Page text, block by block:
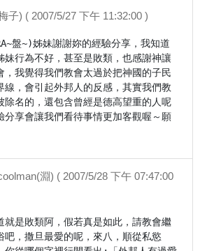
子) ( 2007/5/27 下午 11:32:00 )
盤~)姊妹謝謝妳的經驗分享，我知道
妹行為不好，甚至是敗類，也感謝神讓
，我覺得我們教會太過於把神國的子民
線，會引起外邦人的反感，其實我們教
除名的，還包含曾經是德高望重的人呢
分享會讓我們看待事情更加客觀喔～願
淵) ( 2007/5/28 下午 07:47:00
就是敗類阿，假若真是如此，請教會繼
吧，撒旦最愛的呢，來八，順從私慾